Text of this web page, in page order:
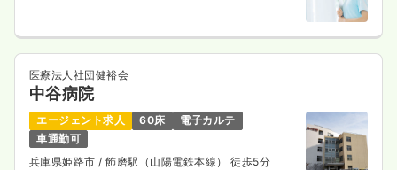
医療法人社団健裕会
中谷病院
エージェント求人 60床
電子カルテ
車通勤可
兵庫県姫路市/ 飾磨駅（山陽電鉄本線） 徒歩5分